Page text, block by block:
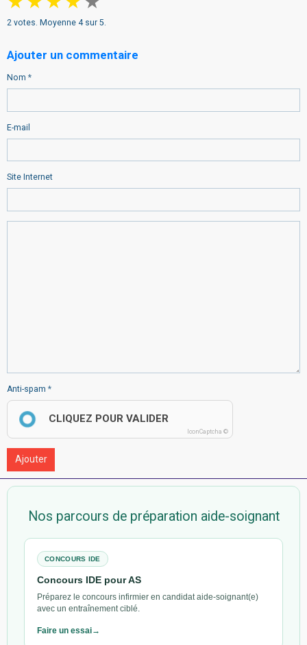
2 votes. Moyenne 4sur 5.
Ajouter un commentaire
Nom
E-mail
Site Internet
Anti-spam
CLIQUEZ POUR VALIDER
IconCaptcha ©
Ajouter
Nos parcours de préparation aide-soignant
CONCOURS IDE
Concours IDE pour AS
Préparez le concours infirmier en candidat aide-soignant(e)
avec un entraînement ciblé.
Faire un essai